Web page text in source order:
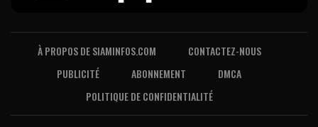
À PROPOS DE SIAMINFOS.COM
CONTACTEZ-NOUS
PUBLICITÉ
ABONNEMENT
DMCA
POLITIQUE DE CONFIDENTIALITÉ